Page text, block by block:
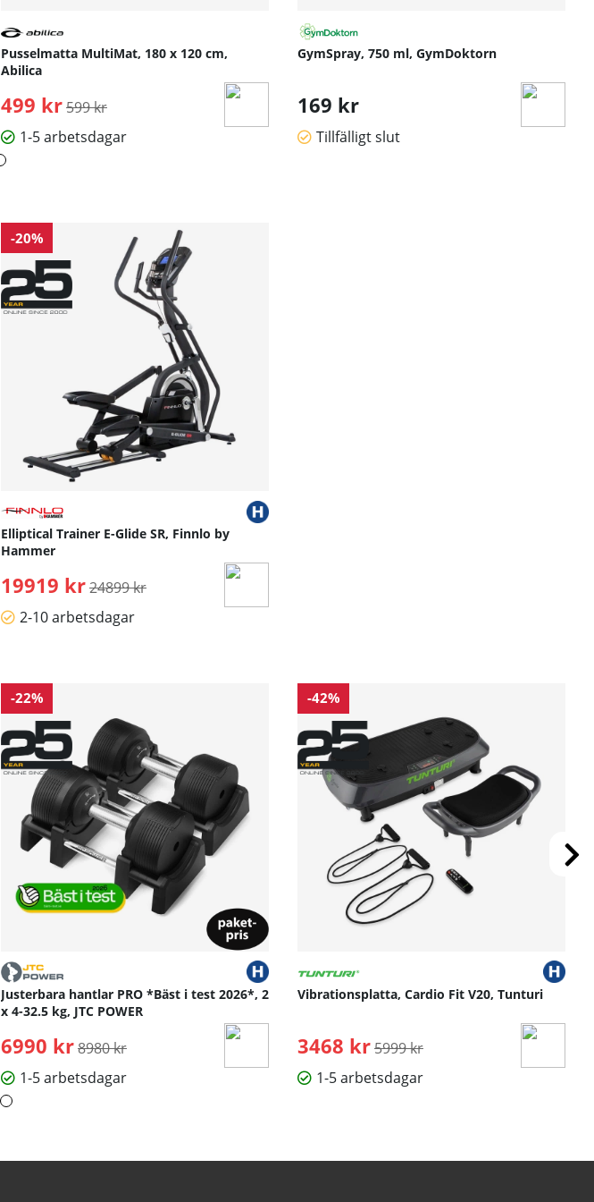
Pusselmatta MultiMat, 180 x 120 cm,
Abilica
499 kr Ordinarie pris:
599 kr
1-5 arbetsdagar
GymSpray, 750 ml, GymDoktorn
169 kr
Tillfälligt slut
-20%
Elliptical Trainer E-Glide SR, Finnlo by
Hammer
19919 kr Ordinarie pris:
24899 kr
2-10 arbetsdagar
-22%
Justerbara hantlar PRO *Bäst i test 2026*, 2
x 4-32.5 kg, JTC POWER
6990 kr Ordinarie pris:
8980 kr
1-5 arbetsdagar
-42%
Vibrationsplatta, Cardio Fit V20, Tunturi
3468 kr Ordinarie pris:
5999 kr
1-5 arbetsdagar